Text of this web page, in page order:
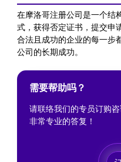
在摩洛哥注册公司是一个结
式，获得否定证书，提交申
合法且成功的企业的每一步
公司的长期成功。
需要帮助吗？
请联络我们的专员订购
非常专业的答复！